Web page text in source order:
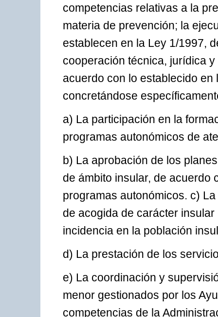
competencias relativas a la
materia de prevención; la
establecen en la Ley 1/1997,
cooperación técnica, jurídica
acuerdo con lo establecido
concretándose
a) La participación en la
programas autonómicos de
b) La aprobación de los
de ámbito insular, de acuerdo
programas autonómicos. c)
de acogida de carácter
incidencia en la población
d) La prestación de los
e) La coordinación y
menor gestionados por los
competencias de la